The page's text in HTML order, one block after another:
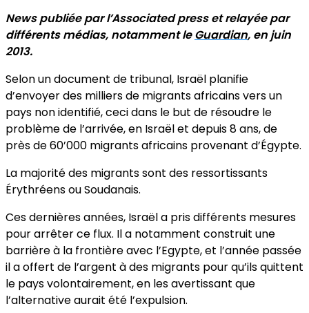
News publiée par l’Associated press et relayée par
différents médias, notamment leGuardian, en juin
2013.
Selon un document de tribunal, Israël planifie
d’envoyer des milliers de migrants africains vers un
pays non identifié, ceci dans le but de résoudre le
problème de l’arrivée, en Israël et depuis 8 ans, de
près de 60’000 migrants africains provenant d’Égypte.
La majorité des migrants sont des ressortissants
Érythréens ou Soudanais.
Ces dernières années, Israël a pris différents mesures
pour arrêter ce flux. Il a notamment construit une
barrière à la frontière avec l’Egypte, et l’année passée
il a offert de l’argent à des migrants pour qu’ils quittent
le pays volontairement, en les avertissant que
l’alternative aurait été l’expulsion.